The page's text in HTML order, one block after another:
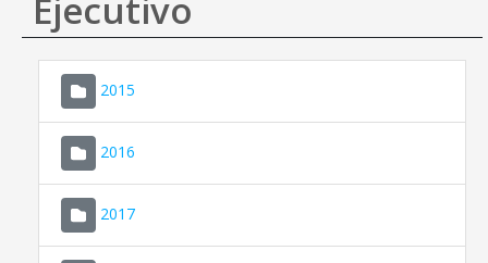
Ayuda
Ejecutivo
2015
2016
2017